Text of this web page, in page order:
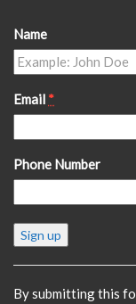
Name
Email *
Phone Number
Constant
Contact
Please
By submitting this